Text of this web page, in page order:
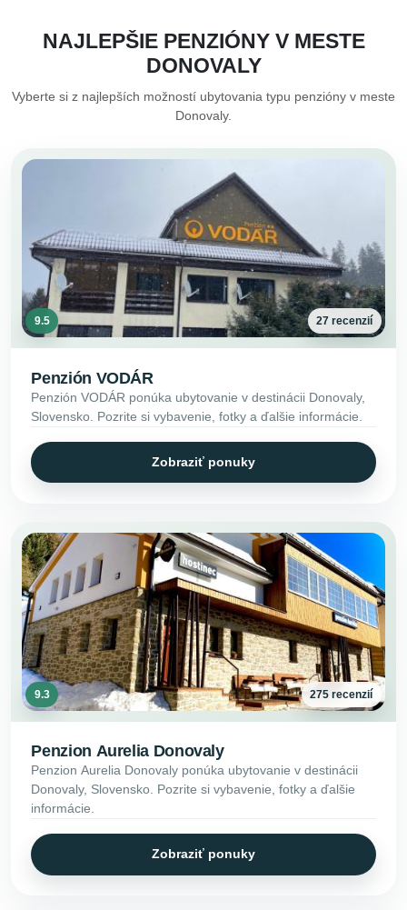
NAJLEPŠIE PENZIÓNY V MESTE
DONOVALY
Vyberte si z najlepších možností ubytovania typu penzióny v meste
Donovaly.
9.5 27 recenzií
Penzión VODÁR
Penzión VODÁR ponúka ubytovanie v destinácii Donovaly,
Slovensko. Pozrite si vybavenie, fotky a ďalšie informácie.
Zobraziť ponuky
9.3 275 recenzií
Penzion Aurelia Donovaly
Penzion Aurelia Donovaly ponúka ubytovanie v destinácii
Donovaly, Slovensko. Pozrite si vybavenie, fotky a ďalšie
informácie.
Zobraziť ponuky